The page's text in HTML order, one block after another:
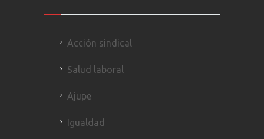
Acción sindical
Salud laboral
Ajupe
Igualdad